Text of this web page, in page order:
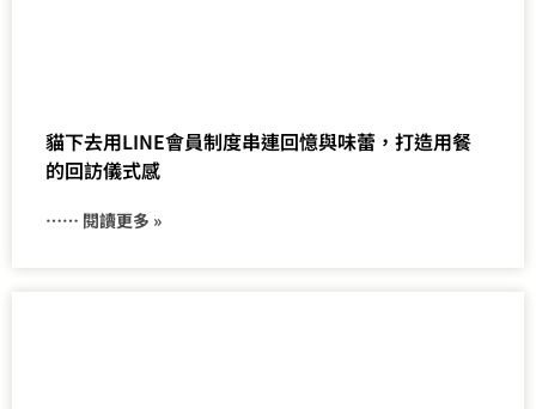
貓下去用LINE會員制度串連回憶與味蕾，打造用餐
的回訪儀式感
⋯⋯ 閱讀更多 »